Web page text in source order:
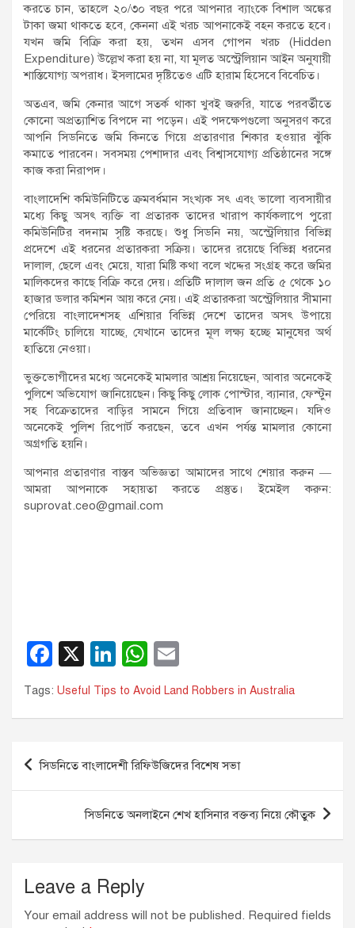
করতে চান, তাহলে ২০/৩০ বছর পরে আপনার ব্যাংকে বিশাল অঙ্কের
টাকা জমা থাকতে হবে, কেননা এই খরচ আপনাকেই বহন করতে হবে।
যখন জমি বিক্রি করা হয়, তখন এসব গোপন খরচ (Hidden
Expenditure) উল্লেখ করা হয় না, যা মূলত অস্ট্রেলিয়ান আইন অনুযায়ী
শাস্তিযোগ্য অপরাধ। ইসলামের দৃষ্টিতেও এটি হারাম হিসেবে বিবেচিত।
অতএব, জমি কেনার আগে সতর্ক থাকা খুবই জরুরি, যাতে পরবর্তীতে
কোনো অপ্রত্যাশিত বিপদে না পড়েন। এই পদক্ষেপগুলো অনুসরণ করে
আপনি সিডনিতে জমি কিনতে গিয়ে প্রতারণার শিকার হওয়ার ঝুঁকি
কমাতে পারবেন। সবসময় পেশাদার এবং বিশ্বাসযোগ্য প্রতিষ্ঠানের সঙ্গে
কাজ করা নিরাপদ।
বাংলাদেশি কমিউনিটিতে ক্রমবর্ধমান সংখ্যক সৎ এবং ভালো ব্যবসায়ীর
মধ্যে কিছু অসৎ ব্যক্তি বা প্রতারক তাদের খারাপ কার্যকলাপে পুরো
কমিউনিটির বদনাম সৃষ্টি করছে। শুধু সিডনি নয়, অস্ট্রেলিয়ার বিভিন্ন
প্রদেশে এই ধরনের প্রতারকরা সক্রিয়। তাদের রয়েছে বিভিন্ন ধরনের
দালাল, ছেলে এবং মেয়ে, যারা মিষ্টি কথা বলে খদ্দের সংগ্রহ করে জমির
মালিকদের কাছে বিক্রি করে দেয়। প্রতিটি দালাল জন প্রতি ৫ থেকে ১০
হাজার ডলার কমিশন আয় করে নেয়। এই প্রতারকরা অস্ট্রেলিয়ার সীমানা
পেরিয়ে বাংলাদেশসহ এশিয়ার বিভিন্ন দেশে তাদের অসৎ উপায়ে
মার্কেটিং চালিয়ে যাচ্ছে, যেখানে তাদের মূল লক্ষ্য হচ্ছে মানুষের অর্থ
হাতিয়ে নেওয়া।
ভুক্তভোগীদের মধ্যে অনেকেই মামলার আশ্রয় নিয়েছেন, আবার অনেকেই
পুলিশে অভিযোগ জানিয়েছেন। কিছু কিছু লোক পোস্টার, ব্যানার, ফেস্টুন
সহ বিক্রেতাদের বাড়ির সামনে গিয়ে প্রতিবাদ জানাচ্ছেন। যদিও
অনেকেই পুলিশ রিপোর্ট করছেন, তবে এখন পর্যন্ত মামলার কোনো
অগ্রগতি হয়নি।
আপনার প্রতারণার বাস্তব অভিজ্ঞতা আমাদের সাথে শেয়ার করুন —
আমরা আপনাকে সহায়তা করতে প্রস্তুত। ইমেইল করুন:
suprovat.ceo@gmail.com
F
a
c
e
b
o
k
X
Li
n
k
e
dI
n
W
h
at
s
A
p
p
m
ail
Tags: Useful Tips to Avoid Land Robbers in Australia
Post
navigation
সিডনিতে বাংলাদেশী রিফিউজিদের বিশেষ সভা
সিডনিতে অনলাইনে শেখ হাসিনার বক্তব্য নিয়ে কৌতুক
Leave a Reply
Your email address will not be published. Required fields